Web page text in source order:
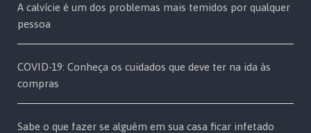
A calvície é um dos problemas mais temidos por qualquer
pessoa
COVID-19: Conheça os cuidados que deve ter na ida às
compras
Sabe o que fazer se alguém em sua casa ficar infetado